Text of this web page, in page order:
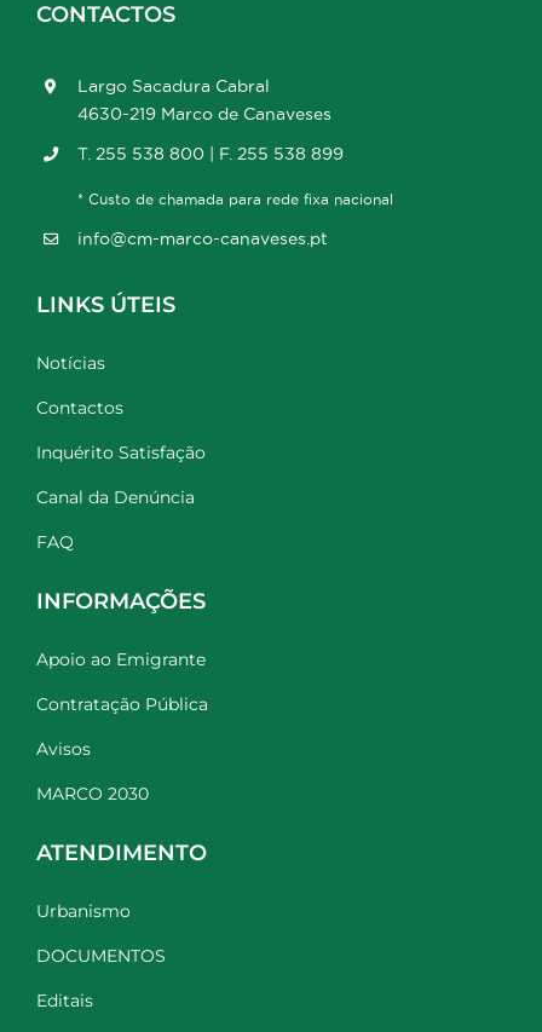
CONTACTOS
Largo Sacadura Cabral
4630-219 Marco de Canaveses
T. 255 538 800 | F. 255 538 899
* Custo de chamada para rede fixa nacional
info@cm-marco-canaveses.pt
LINKS ÚTEIS
Notícias
Contactos
Inquérito Satisfação
Canal da Denúncia
FAQ
INFORMAÇÕES
Apoio ao Emigrante
Contratação Pública
Avisos
MARCO 2030
ATENDIMENTO
Urbanismo
DOCUMENTOS
Editais